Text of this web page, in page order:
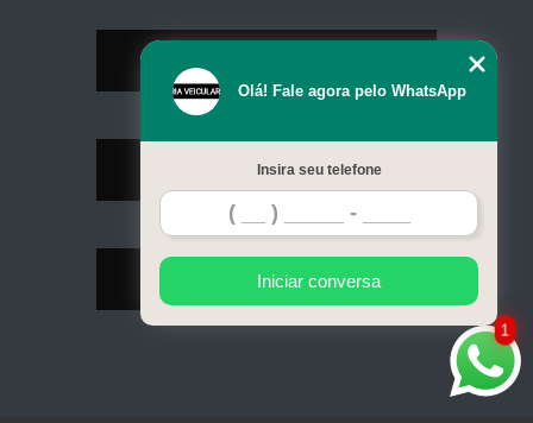
Contato
Mapa do site
1
Olá! Fale agora pelo WhatsApp
Insira seu telefone
Iniciar conversa